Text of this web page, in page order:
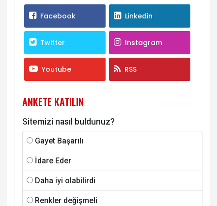
Facebook Linkedin
Twitter Instagram
Youtube RSS
ANKETE KATILIN
Sitemizi nasıl buldunuz?
Gayet Başarılı
İdare Eder
Daha iyi olabilirdi
Renkler değişmeli